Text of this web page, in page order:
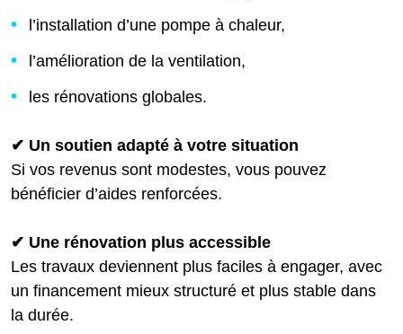
l’installation d’une pompe à chaleur,
l’amélioration de la ventilation,
les rénovations globales.
✔ Un soutien adapté à votre situation
Si vos revenus sont modestes, vous pouvez
bénéficier d’aides renforcées.
✔ Une rénovation plus accessible
Les travaux deviennent plus faciles à engager, avec
un financement mieux structuré et plus stable dans
la durée.